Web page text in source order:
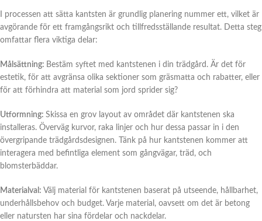
I processen att sätta kantsten är grundlig planering nummer ett, vilket är
avgörande för ett framgångsrikt och tillfredsställande resultat. Detta steg
omfattar flera viktiga delar:
Målsättning: Bestäm syftet med kantstenen i din trädgård. Är det för
estetik, för att avgränsa olika sektioner som gräsmatta och rabatter, eller
för att förhindra att material som jord sprider sig?
Utformning: Skissa en grov layout av området där kantstenen ska
installeras. Överväg kurvor, raka linjer och hur dessa passar in i den
övergripande trädgårdsdesignen. Tänk på hur kantstenen kommer att
interagera med befintliga element som gångvägar, träd, och
blomsterbäddar.
Materialval: Välj material för kantstenen baserat på utseende, hållbarhet,
underhållsbehov och budget. Varje material, oavsett om det är betong
eller natursten har sina fördelar och nackdelar.